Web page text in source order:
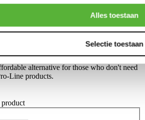
Alles toestaan
Selectie toestaan
an Tuner-line and Pro-line product has been
2 different collections in our own product
a slightly higher grade in a slightly higher
the Tuner-line. Often noticable in the final
product.
the Tuner-line products are ''bad quality''
alternative for those who don't need
Line products.
product